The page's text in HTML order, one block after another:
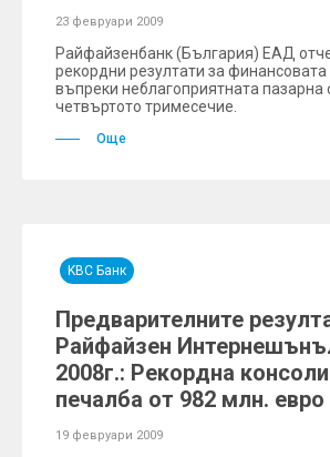
23 февруари 2009
Райфайзенбанк (България) ЕАД
рекордни резултати за финансовата
въпреки неблагоприятната пазарна
четвъртото тримесечие.
Още
KBC Банк
Предварителните
Райфайзен
2008г.: Рекордна
печалба от 982 млн. евро
19 февруари 2009